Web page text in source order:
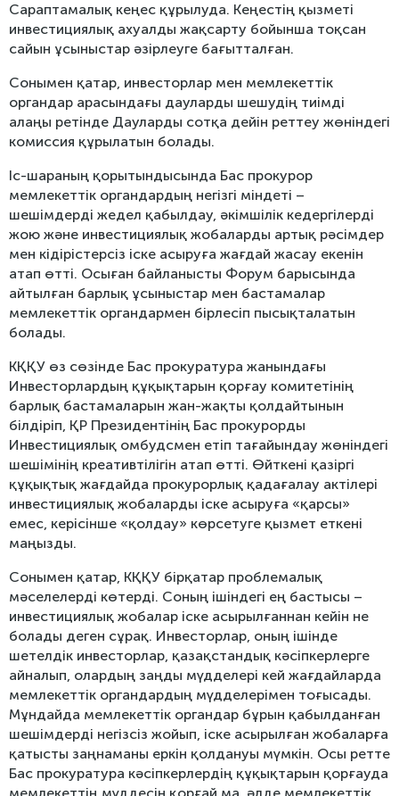
Сараптамалық кеңес құрылуда. Кеңестің қызметі
инвестициялық ахуалды жақсарту бойынша тоқсан
сайын ұсыныстар әзірлеуге бағытталған.
Сонымен қатар, инвесторлар мен мемлекеттік
органдар арасындағы дауларды шешудің тиімді
алаңы ретінде Дауларды сотқа дейін реттеу жөніндегі
комиссия құрылатын болады.
Іс-шараның қорытындысында Бас прокурор
мемлекеттік органдардың негізгі міндеті –
шешімдерді жедел қабылдау, әкімшілік кедергілерді
жою және инвестициялық жобаларды артық рәсімдер
мен кідірістерсіз іске асыруға жағдай жасау екенін
атап өтті. Осыған байланысты Форум барысында
айтылған барлық ұсыныстар мен бастамалар
мемлекеттік органдармен бірлесіп пысықталатын
болады.
КҚҚУ өз сөзінде Бас прокуратура жанындағы
Инвесторлардың құқықтарын қорғау комитетінің
барлық бастамаларын жан-жақты қолдайтынын
білдіріп, ҚР Президентінің Бас прокурорды
Инвестициялық омбудсмен етіп тағайындау жөніндегі
шешімінің креативтілігін атап өтті. Өйткені қазіргі
құқықтық жағдайда прокурорлық қадағалау актілері
инвестициялық жобаларды іске асыруға «қарсы»
емес, керісінше «қолдау» көрсетуге қызмет еткені
маңызды.
Сонымен қатар, КҚҚУ бірқатар проблемалық
мәселелерді көтерді. Соның ішіндегі ең бастысы –
инвестициялық жобалар іске асырылғаннан кейін не
болады деген сұрақ. Инвесторлар, оның ішінде
шетелдік инвесторлар, қазақстандық кәсіпкерлерге
айналып, олардың заңды мүдделері кей жағдайларда
мемлекеттік органдардың мүдделерімен тоғысады.
Мұндайда мемлекеттік органдар бұрын қабылданған
шешімдерді негізсіз жойып, іске асырылған жобаларға
қатысты заңнаманы еркін қолдануы мүмкін. Осы ретте
Бас прокуратура кәсіпкерлердің құқықтарын қорғауда